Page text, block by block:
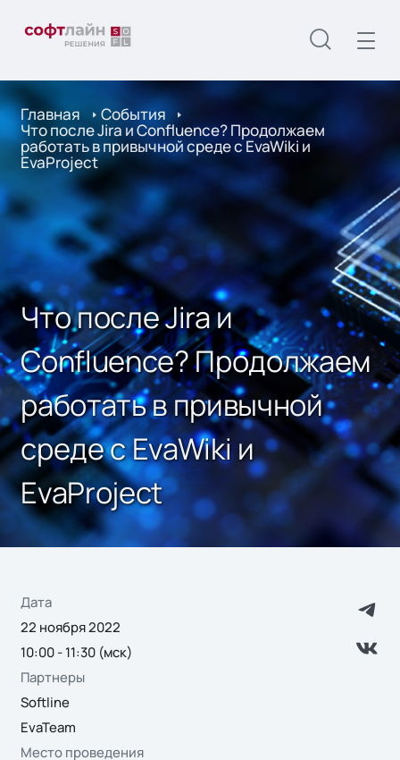
Главная События
Что после Jira и Confluence? Продолжаем
работать в привычной среде с EvaWiki и
EvaProject
Что после Jira и
Confluence? Продолжаем
работать в привычной
среде с EvaWiki и
EvaProject
Дата
22 ноября 2022
10:00 - 11:30 (мск)
Партнеры
Softline
EvaTeam
Место проведения